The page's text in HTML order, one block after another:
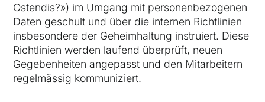
Ostendis?») im Umgang mit personenbezogenen
Daten geschult und über die internen Richtlinien
insbesondere der Geheimhaltung instruiert. Diese
Richtlinien werden laufend überprüft, neuen
Gegebenheiten angepasst und den Mitarbeitern
regelmässig kommuniziert.